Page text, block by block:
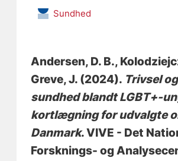
Sundhed
Andersen, D. B.,
Greve, J. (2024). Trivsel
sundhed blandt LGBT+-
kortlægning for udvalgte
Danmark. VIVE - Det
Forsknings- og